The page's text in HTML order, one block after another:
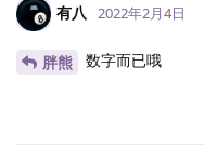
有八 2022年2月4日
胖熊 数字而已哦